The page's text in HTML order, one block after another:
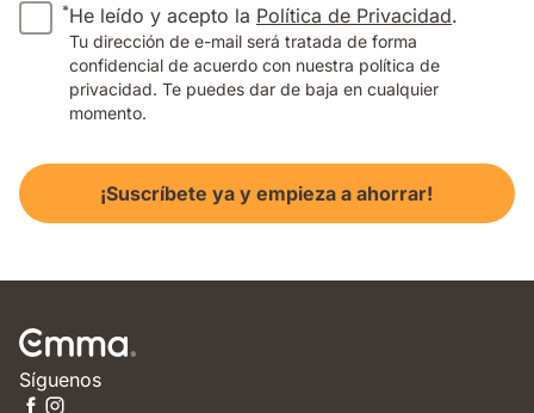
*He leído y acepto la Política de Privacidad.
Tu dirección de e-mail será tratada de forma
confidencial de acuerdo con nuestra política de
privacidad. Te puedes dar de baja en cualquier
momento.
¡Suscríbete ya y empieza a ahorrar!
Síguenos